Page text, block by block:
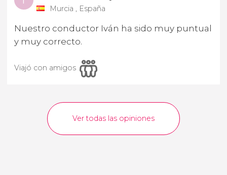
Murcia , España
Nuestro conductor Iván ha sido muy puntual
y muy correcto.
Viajó con amigos
Ver todas las opiniones